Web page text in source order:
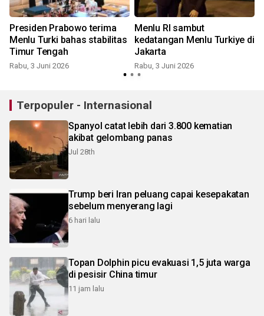
Presiden Prabowo terima
Menlu Turki bahas stabilitas
Timur Tengah
Rabu, 3 Juni 2026
Menlu RI sambut
kedatangan Menlu Turkiye di
Jakarta
Rabu, 3 Juni 2026
Terpopuler - Internasional
Spanyol catat lebih dari 3.800 kematian
akibat gelombang panas
Jul 28th
Trump beri Iran peluang capai kesepakatan
sebelum menyerang lagi
6 hari lalu
Topan Dolphin picu evakuasi 1,5 juta warga
di pesisir China timur
11 jam lalu